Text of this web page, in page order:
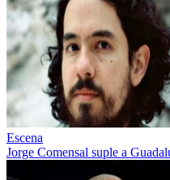
Escena
Jorge Comensal suple a